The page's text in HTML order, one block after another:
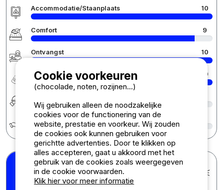
Accommodatie/Staanplaats 10
Comfort 9
Ontvangst 10
Prijs/kwaliteitverhouding 10
Écologie développement durable
/10
Catherine C.
Gepubliceerd op 29-07-2026
Verblijf : 22/07/2026 -
26/07/2026
Cookie voorkeuren
(chocolade, noten, rozijnen...)
Wij gebruiken alleen de noodzakelijke
cookies voor de functionering van de
website, prestatie en voorkeur. Wij zouden
de cookies ook kunnen gebruiken voor
gerichtte advertenties. Door te klikken op
alles accepteren, gaat u akkoord met het
gebruik van de cookies zoals weergegeven
in de cookie voorwaarden.
Klik hier voor meer informatie